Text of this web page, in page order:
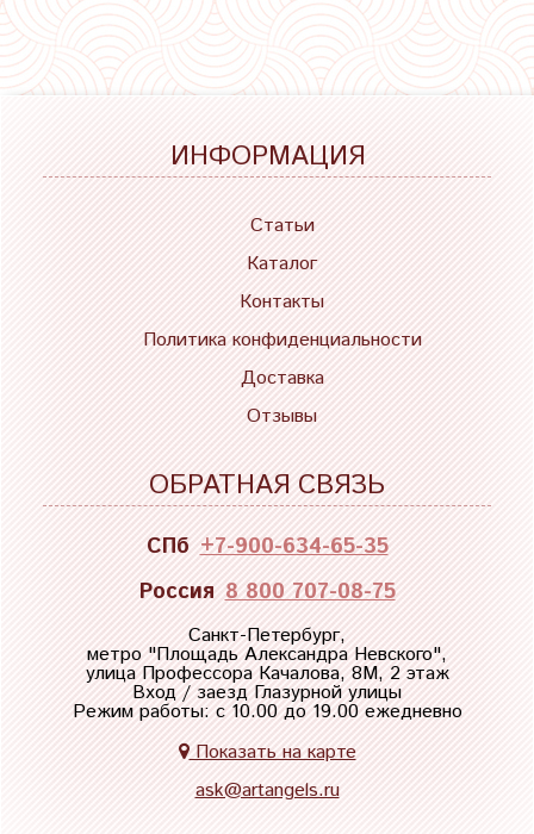
ИНФОРМАЦИЯ
Статьи
Каталог
Контакты
Политика конфиденциальности
Доставка
Отзывы
ОБРАТНАЯ СВЯЗЬ
СПб +7-900-634-65-35
Россия 8 800 707-08-75
Санкт-Петербург,
метро "Площадь Александра Невского",
улица Профессора Качалова, 8М, 2 этаж
Вход / заезд Глазурной улицы
Режим работы: с 10.00 до 19.00 ежедневно
Показать на карте
ask@artangels.ru